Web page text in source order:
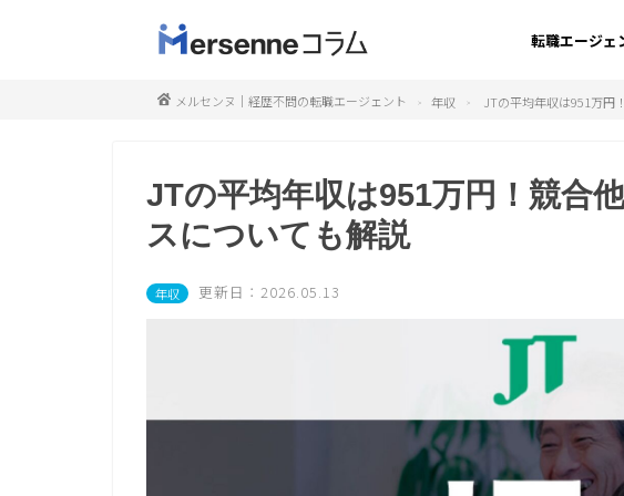
転職エージェ
メルセンヌ｜経歴不問の転職エージェント 年収 JTの平均年収は951万円
JTの平均年収は951万円！競合
スについても解説
年収 更新日：2026.05.13